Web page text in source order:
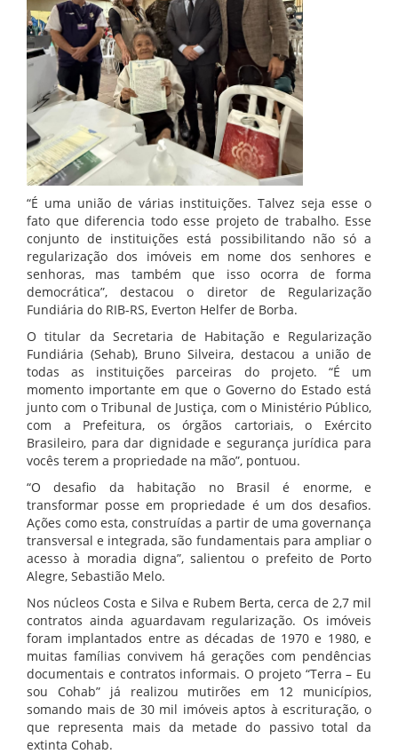
“É uma união de várias instituições. Talvez seja esse o
fato que diferencia todo esse projeto de trabalho. Esse
conjunto de instituições está possibilitando não só a
regularização dos imóveis em nome dos senhores e
senhoras, mas também que isso ocorra de forma
democrática”, destacou o diretor de Regularização
Fundiária do RIB-RS, Everton Helfer de Borba.
O titular da Secretaria de Habitação e Regularização
Fundiária (Sehab), Bruno Silveira, destacou a união de
todas as instituições parceiras do projeto. “É um
momento importante em que o Governo do Estado está
junto com o Tribunal de Justiça, com o Ministério Público,
com a Prefeitura, os órgãos cartoriais, o Exército
Brasileiro, para dar dignidade e segurança jurídica para
vocês terem a propriedade na mão”, pontuou.
“O desafio da habitação no Brasil é enorme, e
transformar posse em propriedade é um dos desafios.
Ações como esta, construídas a partir de uma governança
transversal e integrada, são fundamentais para ampliar o
acesso à moradia digna”, salientou o prefeito de Porto
Alegre, Sebastião Melo.
Nos núcleos Costa e Silva e Rubem Berta, cerca de 2,7 mil
contratos ainda aguardavam regularização. Os imóveis
foram implantados entre as décadas de 1970 e 1980, e
muitas famílias convivem há gerações com pendências
documentais e contratos informais. O projeto “Terra – Eu
sou Cohab” já realizou mutirões em 12 municípios,
somando mais de 30 mil imóveis aptos à escrituração, o
que representa mais da metade do passivo total da
extinta Cohab.